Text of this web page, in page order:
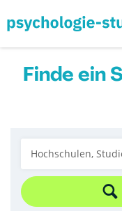
Finde ein